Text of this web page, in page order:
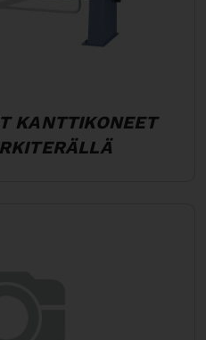
KANTTIKONEET